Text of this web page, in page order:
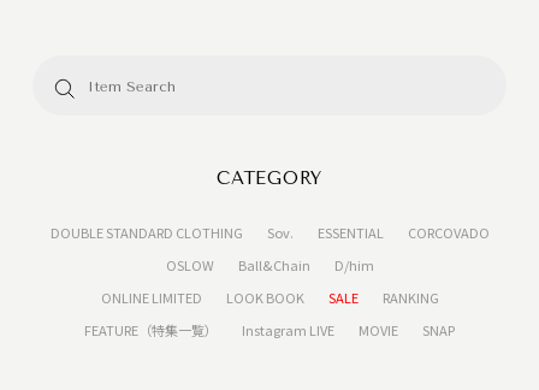
CATEGORY
DOUBLE STANDARD CLOTHING Sov. ESSENTIAL
CORCOVADO
OSLOW
Ball&Chain
D/him
ONLINE LIMITED
LOOK BOOK SALE
RANKING
FEATURE（特集一覧）
Instagram LIVE MOVIE SNAP